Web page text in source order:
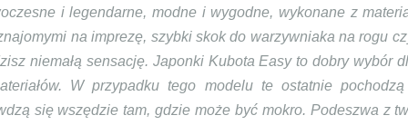
i legendarne, modne i wygodne, wykonane z
na imprezę, szybki skok do warzywniaka na rogu
niemałą sensację. Japonki Kubota Easy to dobry wybór
W przypadku tego modelu te ostatnie
się wszędzie tam, gdzie może być mokro. Podeszwa z